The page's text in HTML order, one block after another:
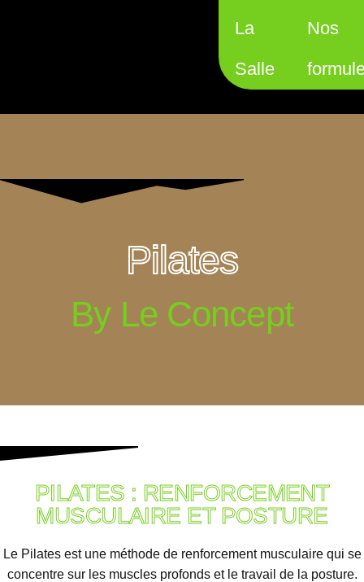
La
Salle
Nos
Pilates
By Le Concept
PILATES : RENFORCEMENT
MUSCULAIRE ET POSTURE
Le Pilates est une méthode de renforcement musculaire qui se
concentre sur les muscles profonds et le travail de la posture.